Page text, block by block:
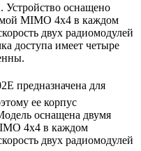
Устройство оснащено
MIMO 4x4 в каждом
двух радиомодулей
доступа имеет четыре
предназначена для
ее корпус
оснащена двумя
4x4 в каждом
двух радиомодулей